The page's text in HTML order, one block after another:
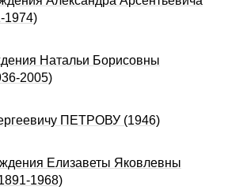
Натальи Борисовны
2005)
ПЕТРОВУ (1946)
Елизаветы Яковлевны
1968)